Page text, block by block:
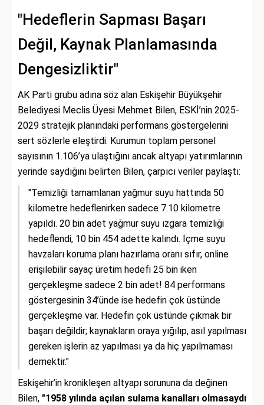
"Hedeflerin Sapması Başarı
Değil, Kaynak Planlamasında
Dengesizliktir"
AK Parti grubu adına söz alan Eskişehir Büyükşehir
Belediyesi Meclis Üyesi Mehmet Bilen, ESKİ’nin 2025-
2029 stratejik planındaki performans göstergelerini
sert sözlerle eleştirdi. Kurumun toplam personel
sayısının 1.106’ya ulaştığını ancak altyapı yatırımlarının
yerinde saydığını belirten Bilen, çarpıcı veriler paylaştı:
"Temizliği tamamlanan yağmur suyu hattında 50
kilometre hedeflenirken sadece 7.10 kilometre
yapıldı. 20 bin adet yağmur suyu ızgara temizliği
hedeflendi, 10 bin 454 adette kalındı. İçme suyu
havzaları koruma planı hazırlama oranı sıfır, online
erişilebilir sayaç üretim hedefi 25 bin iken
gerçekleşme sadece 2 bin adet! 84 performans
göstergesinin 34’ünde ise hedefin çok üstünde
gerçekleşme var. Hedefin çok üstünde çıkmak bir
başarı değildir; kaynakların oraya yığılıp, asıl yapılması
gereken işlerin az yapılması ya da hiç yapılmaması
demektir."
Eskişehir’in kronikleşen altyapı sorununa da değinen
Bilen, "1958 yılında açılan sulama kanalları olmasaydı